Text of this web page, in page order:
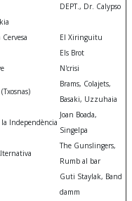
DEPT., Dr. Calypso
El Xiringuitu
Els Brot
N'crisi
Brams, Colajets,
Basaki, Uzzuhaia
Independència
Joan Boada,
Singelpa
The Gunslingers,
Rumb al bar
Guti Staylak, Band
damm